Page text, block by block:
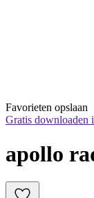
Favorieten opslaan
Gratis downloaden
apollo